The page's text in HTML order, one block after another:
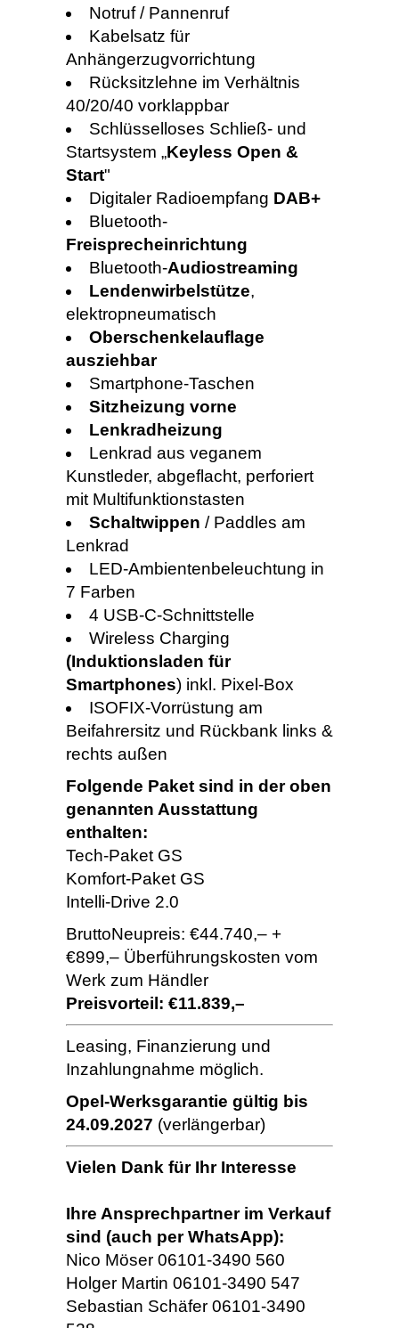
Notruf / Pannenruf
Kabelsatz für
Anhängerzugvorrichtung
Rücksitzlehne im Verhältnis
40/20/40 vorklappbar
Schlüsselloses Schließ- und
Startsystem „Keyless Open &
Start"
Digitaler Radioempfang DAB+
Bluetooth-
Freisprecheinrichtung
Bluetooth-Audiostreaming
Lendenwirbelstütze,
elektropneumatisch
Oberschenkelauflage
ausziehbar
Smartphone-Taschen
Sitzheizung vorne
Lenkradheizung
Lenkrad aus veganem
Kunstleder, abgeflacht, perforiert
mit Multifunktionstasten
Schaltwippen/ Paddles am
Lenkrad
LED-Ambientenbeleuchtung in
7 Farben
4 USB-C-Schnittstelle
Wireless Charging
(Induktionsladen für
Smartphones) inkl. Pixel-Box
ISOFIX-Vorrüstung am
Beifahrersitz und Rückbank links &
rechts außen
Folgende Paket sind in der oben
genannten Ausstattung
enthalten:
Tech-Paket GS
Komfort-Paket GS
Intelli-Drive 2.0
BruttoNeupreis: €44.740,– +
€899,– Überführungskosten vom
Werk zum Händler
Preisvorteil: €11.839,–
Leasing, Finanzierung und
Inzahlungnahme möglich.
Opel-Werksgarantie gültig bis
24.09.2027 (verlängerbar)
Vielen Dank für Ihr Interesse
Ihre Ansprechpartner im Verkauf
sind (auch per WhatsApp):
Nico Möser 06101-3490 560
Holger Martin 06101-3490 547
Sebastian Schäfer 06101-3490